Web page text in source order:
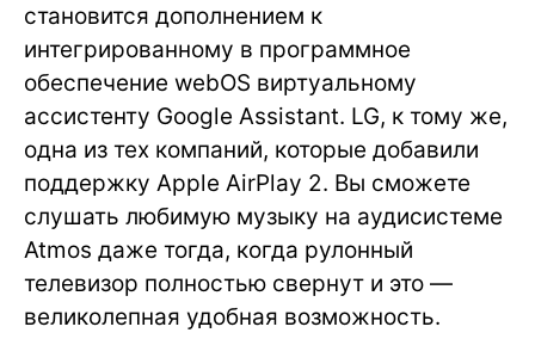
становится дополнением к
интегрированному в программное
обеспечение webOS виртуальному
ассистенту Google Assistant. LG, к тому же,
одна из тех компаний, которые добавили
поддержку Apple AirPlay 2. Вы сможете
слушать любимую музыку на аудисистеме
Atmos даже тогда, когда рулонный
телевизор полностью свернут и это —
великолепная удобная возможность.